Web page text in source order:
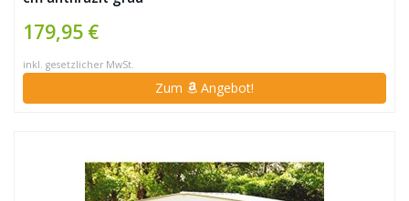
179,95 €
inkl. gesetzlicher MwSt.
Zum Angebot!